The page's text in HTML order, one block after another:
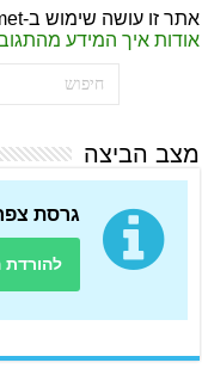
אתר זו עושה שימוש ב-Akismet כדי לסנן תגובות זבל.
אודות איך המידע
מצב הביצה
גרסת